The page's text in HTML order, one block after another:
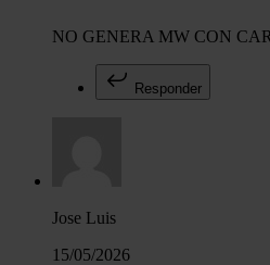
NO GENERA MW CON
Responder
Jose Luis
15/05/2026